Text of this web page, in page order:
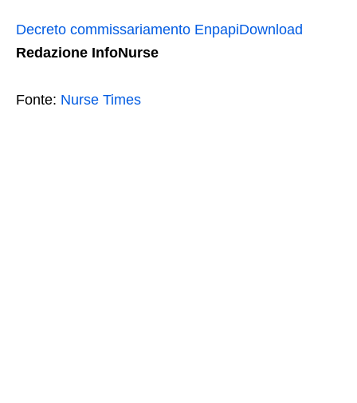
Decreto commissariamento EnpapiDownload
Redazione InfoNurse
Fonte: Nurse Times